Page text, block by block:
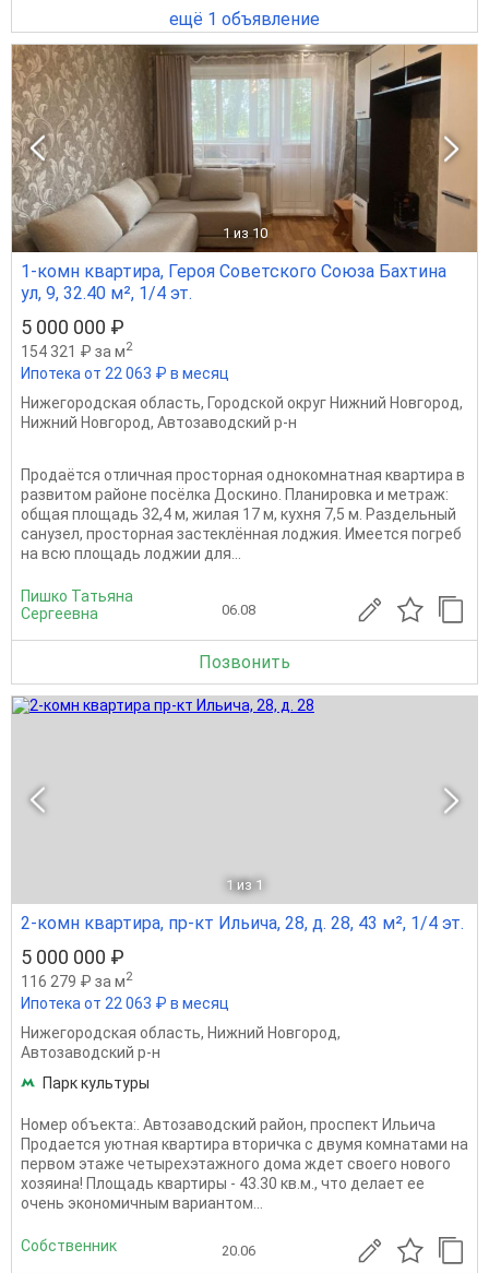
ещё 1 объявление
1 из 10
1-комн квартира, Героя Советского Союза Бахтина
ул, 9, 32.40 м², 1/4 эт.
5 000 000 ₽
154 321 ₽ за м2
Ипотека от 22 063 ₽ в месяц
Нижегородская область, Городской округ Нижний Новгород,
Нижний Новгород, Автозаводский р-н
Продаётся отличная просторная однокомнатная квартира в
развитом районе посёлка Доскино. Планировка и метраж:
общая площадь 32,4 м, жилая 17 м, кухня 7,5 м. Раздельный
санузел, просторная застеклённая лоджия. Имеется погреб
на всю площадь лоджии для...
Пишко Татьяна
Сергеевна
06.08
Позвонить
1 из 1
2-комн квартира, пр-кт Ильича, 28, д. 28, 43 м², 1/4 эт.
5 000 000 ₽
116 279 ₽ за м2
Ипотека от 22 063 ₽ в месяц
Нижегородская область, Нижний Новгород,
Автозаводский р-н
Парк культуры
Номер объекта:. Автозаводский район, проспект Ильича
Продается уютная квартира вторичка с двумя комнатами на
первом этаже четырехэтажного дома ждет своего нового
хозяина! Площадь квартиры - 43.30 кв.м., что делает ее
очень экономичным вариантом...
Собственник 20.06